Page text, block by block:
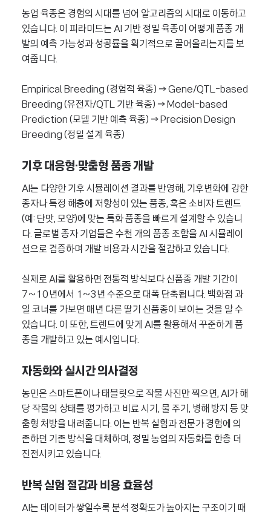
농업 육종은 경험의 시대를 넘어 알고리즘의 시대로 이동하고
있습니다. 이 피라미드는 AI 기반 정밀 육종이 어떻게 품종 개
발의 예측 가능성과 성공률을 획기적으로 끌어올리는지를 보
여줍니다.
Empirical Breeding (경험적 육종) → Gene/QTL-based
Breeding (유전자/QTL 기반 육종) → Model-based
Prediction (모델 기반 예측 육종) → Precision Design
Breeding (정밀 설계 육종)
기후 대응형·맞춤형 품종 개발
AI는 다양한 기후 시뮬레이션 결과를 반영해, 기후변화에 강한
종자나 특정 해충에 저항성이 있는 품종, 혹은 소비자 트렌드
(예: 단맛, 모양)에 맞는 특화 품종을 빠르게 설계할 수 있습니
다. 글로벌 종자 기업들은 수천 개의 품종 조합을 AI 시뮬레이
션으로 검증하며 개발 비용과 시간을 절감하고 있습니다.
실제로 AI를 활용하면 전통적 방식보다 신품종 개발 기간이
7~10년에서 1~3년 수준으로 대폭 단축됩니다. 백화점 과
일 코너를 가보면 매년 다른 딸기 신품종이 보이는 것을 알 수
있습니다. 이 또한, 트렌드에 맞게 AI를 활용해서 꾸준하게 품
종을 개발하고 있는 예시입니다.
자동화와 실시간 의사결정
농민은 스마트폰이나 태블릿으로 작물 사진만 찍으면, AI가 해
당 작물의 상태를 평가하고 비료 시기, 물 주기, 병해 방지 등 맞
춤형 처방을 내려줍니다. 이는 반복 실험과 전문가 경험에 의
존하던 기존 방식을 대체하며, 정밀 농업의 자동화를 한층 더
진전시키고 있습니다.
반복 실험 절감과 비용 효율성
AI는 데이터가 쌓일수록 분석 정확도가 높아지는 구조이기 때